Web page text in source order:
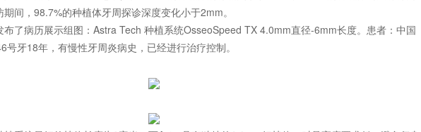
间，98.7%的种植体牙周探诊深度变化小于2mm。
布了病历展示组图：Astra Tech 种植系统OsseoSpeed TX 4.0mm直径-6mm长度。患者：中国
牙18年，有慢性牙周炎病史，已经进行治疗控制。